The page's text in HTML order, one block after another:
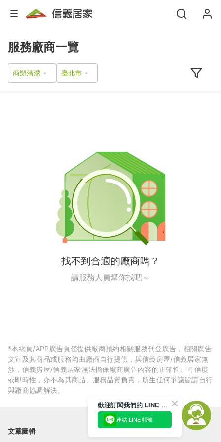
服務廠商一覽
商辦清潔
找不到合適的廠商嗎？
請服務人員幫你找吧～
*本網頁/APP廣告頁僅提供廠商預約相關服務刊登廣告，相關廣告
文宣及其商品或服務均由廠商自行提供，與信義房屋/信義居家無
涉，信義房屋/信義居家無法擔保廠商廣告內容的正確性、可信度
或即時性，亦不為其商品、服務品質負責，所生任何爭議皆請自行
與廠商協調解決。
文章圖輯
歡迎訂閱我們的 LINE 官方帳號
連結 LINE 帳號